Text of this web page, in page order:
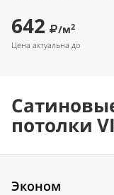
642 /м2
Цена актуальна до
потолки
Эконом